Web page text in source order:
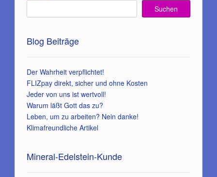
Suchen
Blog Beiträge
Der Wahrheit verpflichtet!
FLIZpay direkt, sicher und ohne Kosten
Jeder von uns ist wertvoll!
Warum läßt Gott das zu?
Leben, um zu arbeiten? Nein danke!
Klimafreundliche Artikel
Mineral-Edelstein-Kunde